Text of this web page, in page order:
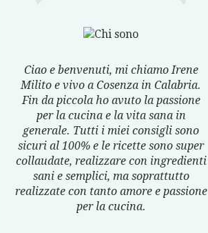
Ciao e benvenuti, mi chiamo Irene
Milito e vivo a Cosenza in Calabria.
Fin da piccola ho avuto la passione
per la cucina e la vita sana in
generale. Tutti i miei consigli sono
sicuri al 100% e le ricette sono super
collaudate, realizzare con ingredienti
sani e semplici, ma soprattutto
realizzate con tanto amore e passione
per la cucina.